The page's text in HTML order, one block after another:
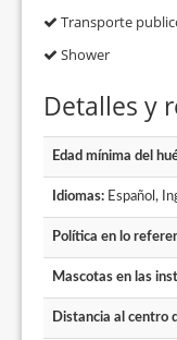
Transporte
Shower
Detalles y
Edad mínima del
Idiomas: Español,
Política en lo
Mascotas en las
Distancia al centro